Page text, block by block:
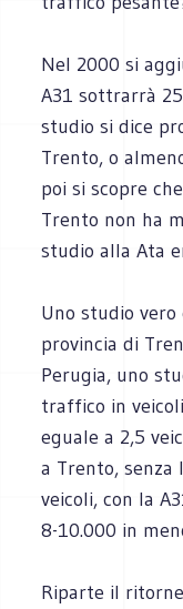
Nel 2000 si
A31 sottrarrà
studio si dice
Trento, o
poi si scopre
Trento non ha
studio alla Ata
Uno studio vero
provincia di
Perugia, uno
traffico in
eguale a 2,5
a Trento, senza
veicoli, con la
8-10.000 in
Riparte il